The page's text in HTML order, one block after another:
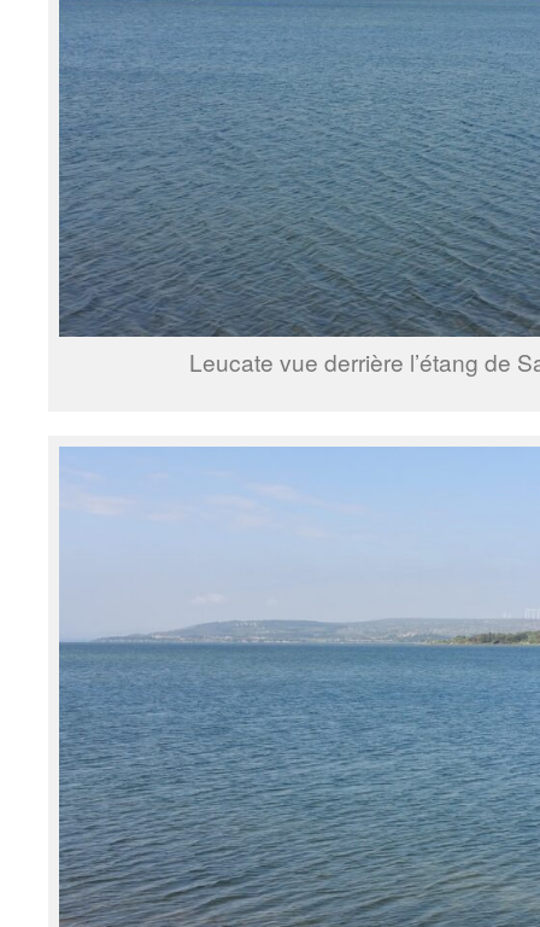
Leucate vue derrière l’étang de